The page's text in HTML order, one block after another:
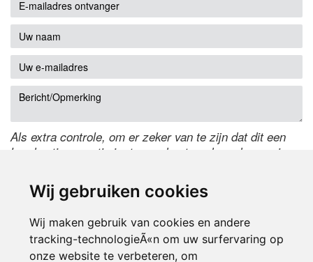
Wij gebruiken cookies
Wij maken gebruik van cookies en andere
tracking-technologieÃ«n om uw surfervaring op
onze website te verbeteren, om
Als extra controle, om er zeker van te zijn dat dit een
handmatige reactie is, typ onderstaande code over in
de code te wijzigen.